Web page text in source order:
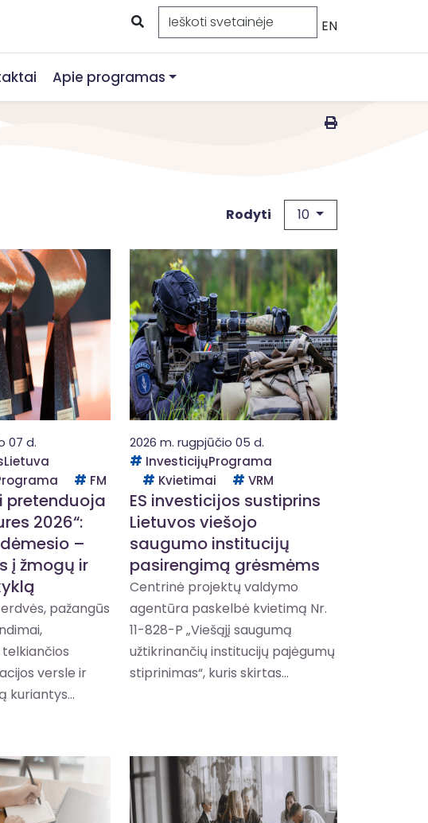
EN
Apie programas
Rodyti 10
07 d.
FM
pretenduoja
2026“:
–
į žmogų ir
pažangūs
versle ir
kuriantys...
2026 m. rugpjūčio 05 d.
InvesticijųPrograma
Kvietimai
VRM
ES investicijos sustiprins
Lietuvos viešojo
saugumo institucijų
pasirengimą grėsmėms
Centrinė projektų valdymo
agentūra paskelbė kvietimą Nr.
11-828-P „Viešąjį saugumą
užtikrinančių institucijų pajėgumų
stiprinimas“, kuris skirtas...